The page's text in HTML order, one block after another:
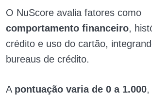
O NuScore avalia fatores como
comportamento financeiro,
crédito e uso do cartão,
bureaus de crédito.
A pontuação varia de 0 a 1.000,